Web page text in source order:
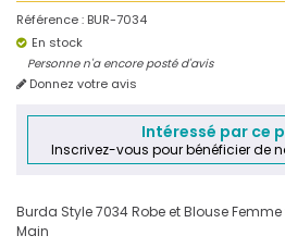
Référence : BUR-7034
En stock
Personne n'a encore posté d'avis
Donnez votre avis
Intéressé par ce
Inscrivez-vous pour bénéficier de
Burda Style 7034 Robe et Blouse
Main